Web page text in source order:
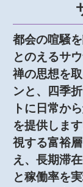
都会の喧騒
とのえるサ
禅の思想を
ンと、四季
トに日常か
を提供しま
視する富裕
え、長期滞
と稼働率を